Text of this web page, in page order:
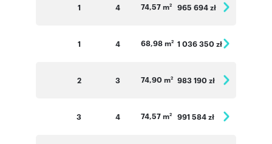
1 4 74,57 m2 965 694 zł
1 4 68,98 m2 1 036 350 zł
2 3 74,90 m2 983 190 zł
3 4 74,57 m2 991 584 zł